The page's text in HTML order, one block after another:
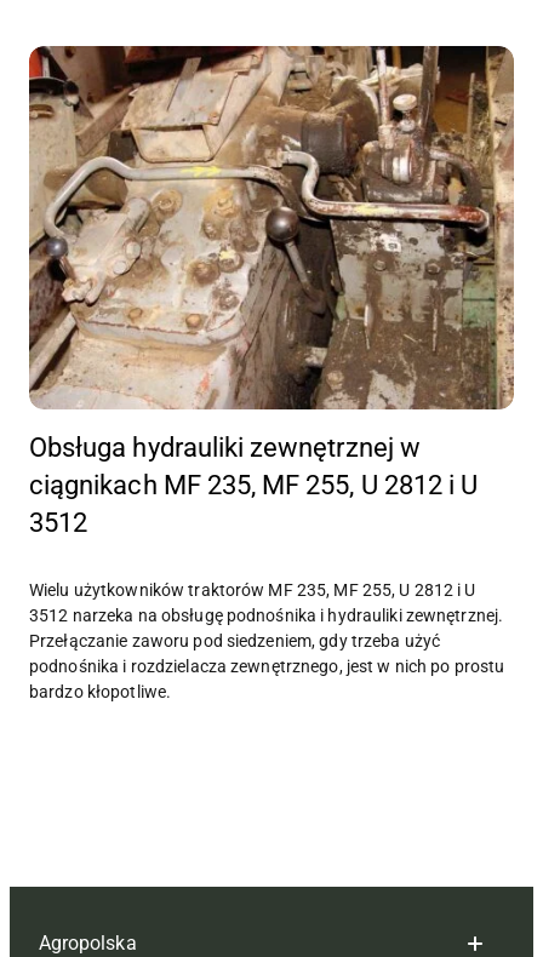
Obsługa hydrauliki zewnętrznej w
ciągnikach MF 235, MF 255, U 2812 i U
3512
Wielu użytkowników traktorów MF 235, MF 255, U 2812 i U
3512 narzeka na obsługę podnośnika i hydrauliki zewnętrznej.
Przełączanie zaworu pod siedzeniem, gdy trzeba użyć
podnośnika i rozdzielacza zewnętrznego, jest w nich po prostu
bardzo kłopotliwe.
Agropolska